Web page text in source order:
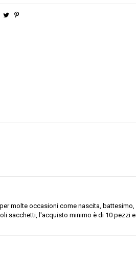
molte occasioni come nascita,
sacchetti, l'acquisto minimo è di 10 pezzi e